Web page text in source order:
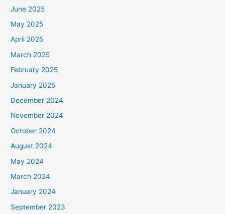
June 2025
May 2025
April 2025
March 2025
February 2025
January 2025
December 2024
November 2024
October 2024
August 2024
May 2024
March 2024
January 2024
September 2023